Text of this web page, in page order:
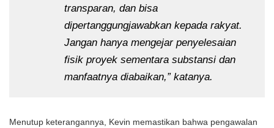
transparan, dan bisa
dipertanggungjawabkan kepada rakyat.
Jangan hanya mengejar penyelesaian
fisik proyek sementara substansi dan
manfaatnya diabaikan,” katanya.
Menutup keterangannya, Kevin memastikan bahwa pengawalan